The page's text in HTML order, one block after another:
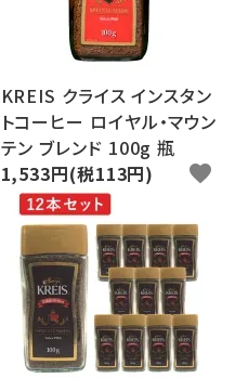
KREIS クライス インスタン
トコーヒー ロイヤル・マウン
テン ブレンド 100g 瓶
1,533円(税113円)
favorite